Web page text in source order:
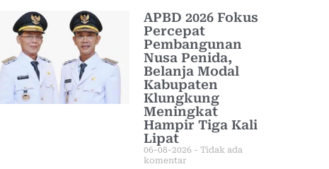
APBD 2026 Fokus
Percepat
Pembangunan
Nusa Penida,
Belanja Modal
Kabupaten
Klungkung
Meningkat
Hampir Tiga Kali
Lipat
06-08-2026
Tidak ada
komentar